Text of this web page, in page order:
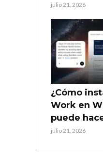
julio 21, 2026
¿Cómo
Work en
puede
julio 21, 2026